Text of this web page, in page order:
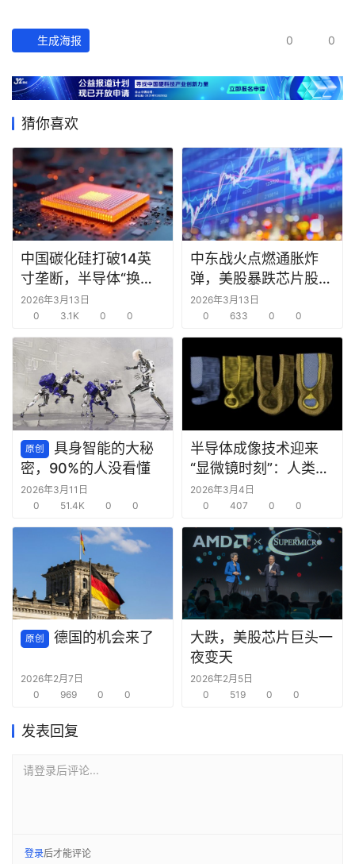
生成海报 0 0
猜你喜欢
中国碳化硅打破14英
寸垄断，半导体“换道
超车”时机已至？
2026年3月13日
0
3.1K 0 0
中东战火点燃通胀炸
弹，美股暴跌芯片股领
跌
2026年3月13日
0
633 0 0
原创
具身智能的大秘
密，90%的人没看懂
2026年3月11日
0
51.4K 0 0
半导体成像技术迎来
“显微镜时刻”：人类首
次看清芯片内部“鼠咬”
缺陷
2026年3月4日
0
407 0 0
原创 德国的机会来了
2026年2月7日
0
969 0 0
大跌，美股芯片巨头一
夜变天
2026年2月5日
0
519 0 0
发表回复
请登录后评论...
登录后才能评论